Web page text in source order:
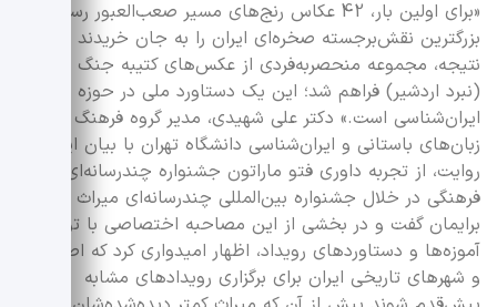
«برای اولین بار، 42 عکاس رنج‌های مسیر صعب‌العبور رسیدن به
بزرگترین نقش‌برجسته صخره‌ای ایران را به جان خریدند و در
نتیجه، مجموعه منحصربه‌فردی از عکس‌های کتیبه جنگ سواران
(نبرد اردشیر) فراهم شد؛ این یک دستاورد ملی در حوزه
ایران‌شناسی است.» دکتر علی شهیدی، مدیر گروه فرهنگ و
زبان‌های باستانی و ایران‌شناسی دانشگاه تهران با بیان این
روایت، از تجربه‌ داوری فتو ماراتون جشنواره چندرسانه‌ای میراث
فرهنگی در خلال جشنواره بین‌المللی چندرسانه‌ای میراث فرهنگی
برایمان گفت و در بخشی از این مصاحبه اختصاصی با توصیف
آموزه‌ها و دستاوردهای رویداد، اظهار امیدواری کرد که اصفهان
و شهرهای تاریخی ایران برای برگزاری رویدادهای مشابه